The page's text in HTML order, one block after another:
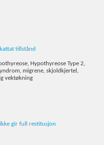
tillstånd
gir full restitusjon